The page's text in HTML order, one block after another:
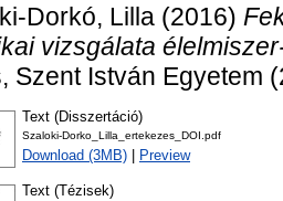
Dorkó, Lilla (2016)
vizsgálata
Szent István Egyetem
Text (Disszertáció)
Szaloki-Dorko_Lilla_ertekezes_DOI.pdf
Download (3MB) Preview
Text (Tézisek)